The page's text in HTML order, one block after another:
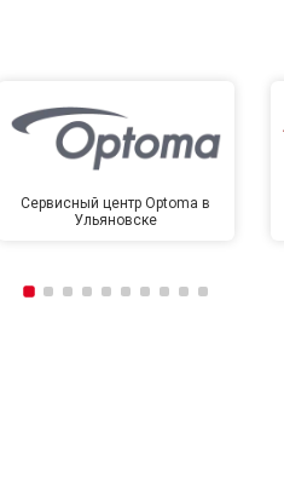
Сервисный центр Optoma в
Ульяновске